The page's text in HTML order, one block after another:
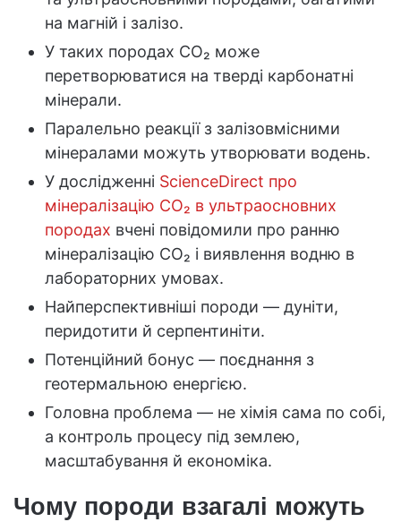
на магній і залізо.
У таких породах CO₂ може
перетворюватися на тверді карбонатні
мінерали.
Паралельно реакції з залізовмісними
мінералами можуть утворювати водень.
У дослідженні ScienceDirect про
мінералізацію CO₂ в ультраосновних
породах вчені повідомили про ранню
мінералізацію CO₂ і виявлення водню в
лабораторних умовах.
Найперспективніші породи — дуніти,
перидотити й серпентиніти.
Потенційний бонус — поєднання з
геотермальною енергією.
Головна проблема — не хімія сама по собі,
а контроль процесу під землею,
масштабування й економіка.
Чому породи взагалі можуть